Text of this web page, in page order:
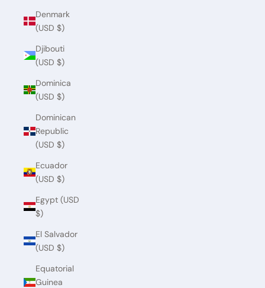
Denmark
(USD $)
Djibouti
(USD $)
Dominica
(USD $)
Dominican
Republic
(USD $)
Ecuador
(USD $)
Egypt (USD
$)
El Salvador
(USD $)
Equatorial
Guinea